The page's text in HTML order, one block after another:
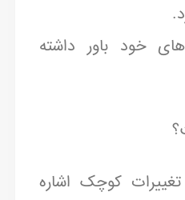
خود باور داشته
کوچک اشاره